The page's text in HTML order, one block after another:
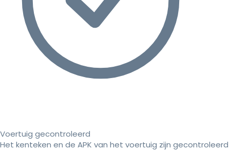
Voertuig gecontroleerd
Het kenteken en de APK van het voertuig zijn gecontroleerd